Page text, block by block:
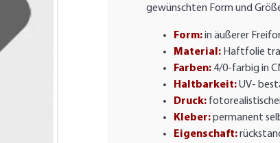
gewünschten Form und
Form:in äußerer
Material:Haftfolie
Farben:4/0-farbig in
Haltbarkeit:UV-
Druck:
Kleber:permanent
Eigenschaft: